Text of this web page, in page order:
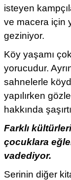
isteyen
ve macera için
geziniyor.
Köy yaşamı
yorucudur.
sahnelerle
yapılırken
hakkında
Farklı
çocuklara
vadediyor.
Serinin diğer